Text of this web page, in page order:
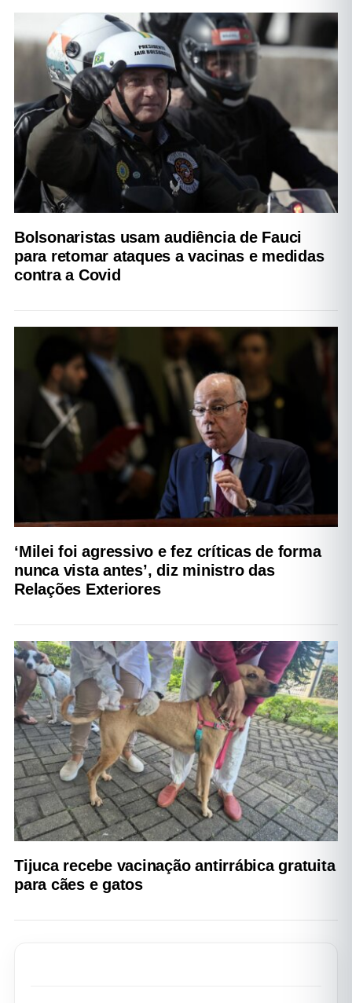
Bolsonaristas usam audiência de Fauci
para retomar ataques a vacinas e medidas
contra a Covid
‘Milei foi agressivo e fez críticas de forma
nunca vista antes’, diz ministro das
Relações Exteriores
Tijuca recebe vacinação antirrábica gratuita
para cães e gatos